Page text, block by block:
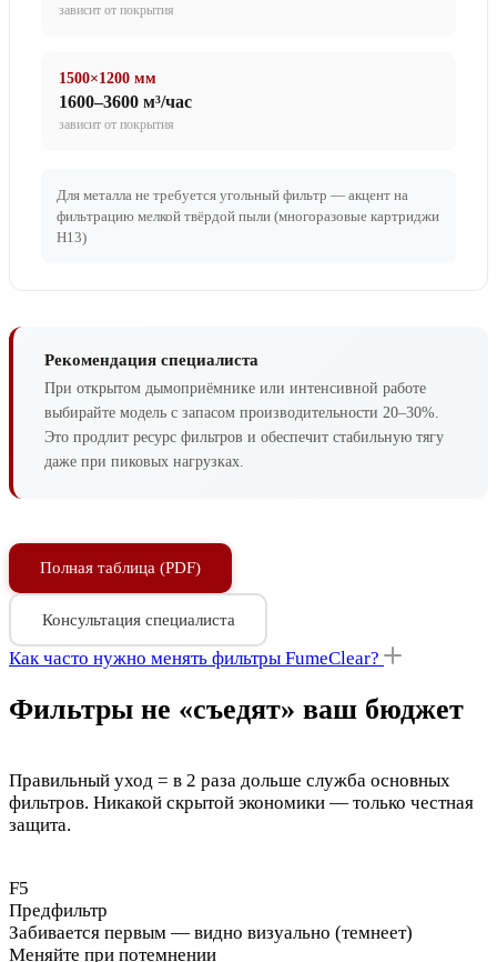
зависит от покрытия
1500×1200 мм
1600–3600 м³/час
зависит от покрытия
Для металла не требуется угольный фильтр — акцент на
фильтрацию мелкой твёрдой пыли (многоразовые картриджи
H13)
Рекомендация специалиста
При открытом дымоприёмнике или интенсивной работе
выбирайте модель с запасом производительности 20–30%.
Это продлит ресурс фильтров и обеспечит стабильную тягу
даже при пиковых нагрузках.
Полная таблица (PDF)
Консультация специалиста
Как часто нужно менять фильтры FumeClear?
Фильтры не «съедят» ваш бюджет
Правильный уход = в 2 раза дольше служба основных
фильтров. Никакой скрытой экономики — только честная
защита.
F5
Предфильтр
Забивается первым — видно визуально (темнеет)
Меняйте при потемнении